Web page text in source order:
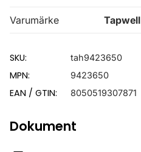
Varumärke Tapwell
SKU: tah9423650
MPN: 9423650
EAN / GTIN: 8050519307871
Dokument